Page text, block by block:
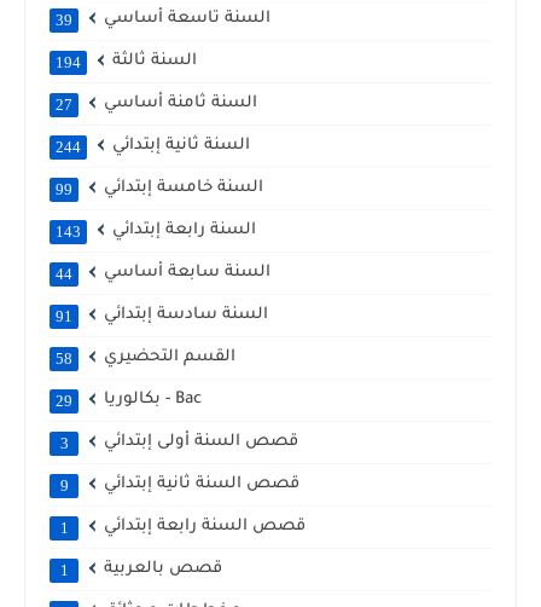
السنة تاسعة أساسي 39
السنة ثالثة 194
السنة ثامنة أساسي 27
السنة ثانية إبتدائي 244
السنة خامسة إبتدائي 99
السنة رابعة إبتدائي 143
السنة سابعة أساسي 44
السنة سادسة إبتدائي 91
القسم التحضيري 58
بكالوريا - Bac 29
قصص السنة أولى إبتدائي 3
قصص السنة ثانية إبتدائي 9
قصص السنة رابعة إبتدائي 1
قصص بالعربية 1